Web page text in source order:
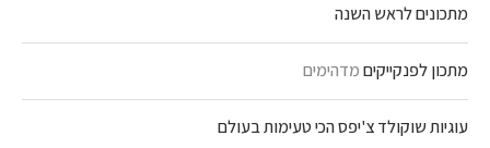
מתכונים לראש השנה
מתכון לפנקייקיםמדהימים
עוגיות שוקולד צ'יפס הכי טעימות בעולם